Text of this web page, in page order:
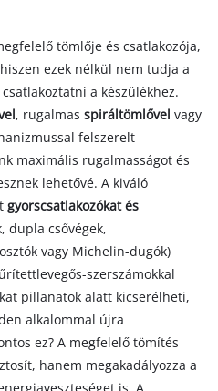
tömlője és csatlakozója,
ezek nélkül nem tudja a
a készülékhez.
, rugalmas spiráltömlővelvagy
felszerelt
maximális rugalmasságot és
lehetővé. A kiváló
gyorscsatlakozókat és
dupla csővégek,
vagy Michelin-dugók)
szerszámokkal
pillanatok alatt kicserélheti,
alkalommal újra
ez? A megfelelő tömítés
hanem megakadályozza a